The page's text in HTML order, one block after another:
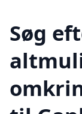
Søg